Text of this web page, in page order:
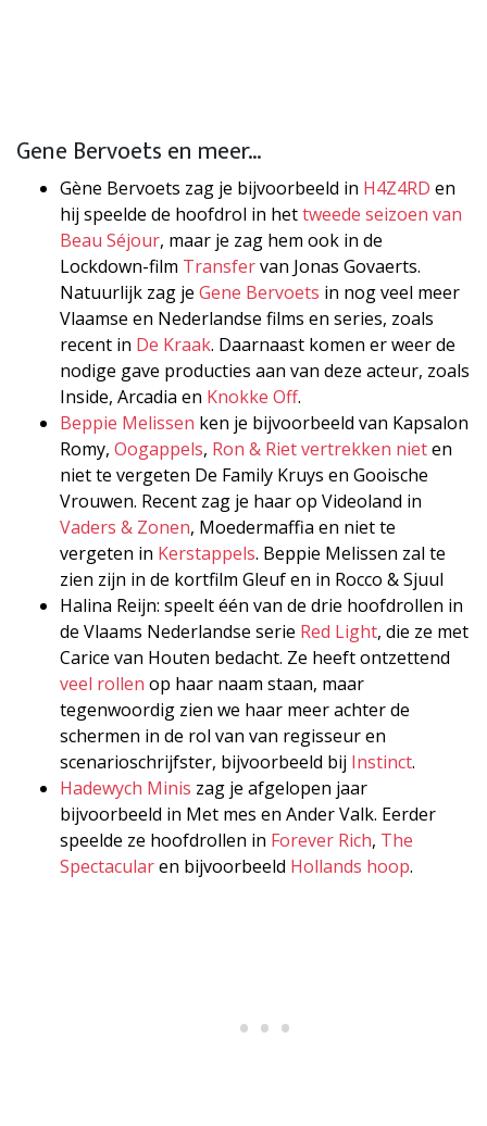
Gene Bervoets en meer…
Gène Bervoets zag je bijvoorbeeld in H4Z4RD en
hij speelde de hoofdrol in hettweede seizoen van
Beau Séjour, maar je zag hem ook in de
Lockdown-film Transfervan Jonas Govaerts.
Natuurlijk zag je Gene Bervoets in nog veel meer
Vlaamse en Nederlandse films en series, zoals
recent in De Kraak. Daarnaast komen er weer de
nodige gave producties aan van deze acteur, zoals
Inside, Arcadia en Knokke Off.
Beppie Melissen ken je bijvoorbeeld van Kapsalon
Romy, Oogappels, Ron & Riet vertrekken nieten
niet te vergeten De Family Kruys en Gooische
Vrouwen. Recent zag je haar op Videoland in
Vaders & Zonen, Moedermaffia en niet te
vergeten in Kerstappels. Beppie Melissen zal te
zien zijn in de kortfilm Gleuf en in Rocco & Sjuul
Halina Reijn: speelt één van de drie hoofdrollen in
de Vlaams Nederlandse serie Red Light, die ze met
Carice van Houten bedacht. Ze heeft ontzettend
veel rollen op haar naam staan, maar
tegenwoordig zien we haar meer achter de
schermen in de rol van van regisseur en
scenarioschrijfster, bijvoorbeeld bij Instinct.
Hadewych Minis zag je afgelopen jaar
bijvoorbeeld in Met mes en Ander Valk. Eerder
speelde ze hoofdrollen in Forever Rich, The
Spectacularen bijvoorbeeld Hollands hoop.